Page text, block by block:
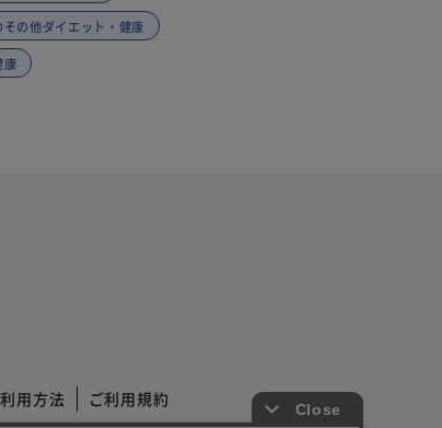
の他ダイエット・健康
康
用方法 ご利用規約